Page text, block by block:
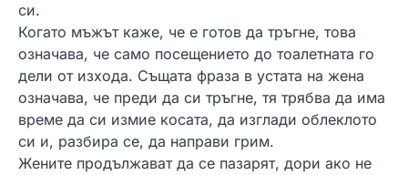
си.
Когато мъжът каже, че е готов да тръгне, това
означава, че само посещението до тоалетната го
дели от изхода. Същата фраза в устата на жена
означава, че преди да си тръгне, тя трябва да има
време да си измие косата, да изглади облеклото
си и, разбира се, да направи грим.
Жените продължават да се пазарят, дори ако не